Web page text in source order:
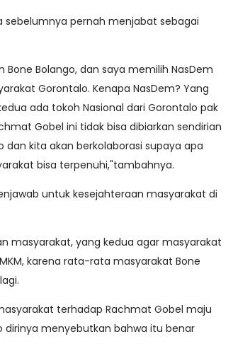
pernah menjabat sebagai
Bone Bolango, dan saya memilih NasDem
Gorontalo. Kenapa NasDem? Yang
ada tokoh Nasional dari Gorontalo pak
Gobel ini tidak bisa dibiarkan sendirian
kita akan berkolaborasi supaya apa
bisa terpenuhi,"tambahnya.
untuk kesejahteraan masyarakat di
masyarakat, yang kedua agar masyarakat
karena rata-rata masyarakat Bone
terhadap Rachmat Gobel maju
dirinya menyebutkan bahwa itu benar